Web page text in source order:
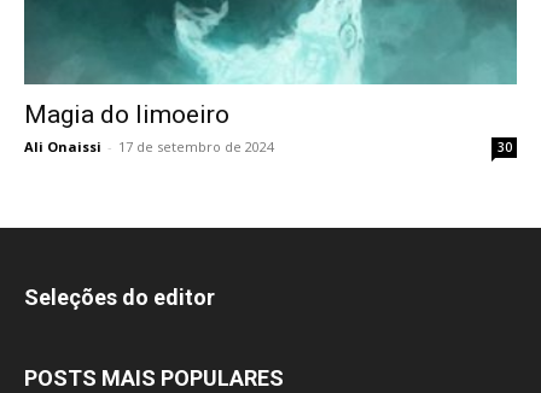
Magia do limoeiro
Ali Onaissi - 17 de setembro de 2024 30
Seleções do editor
POSTS MAIS POPULARES